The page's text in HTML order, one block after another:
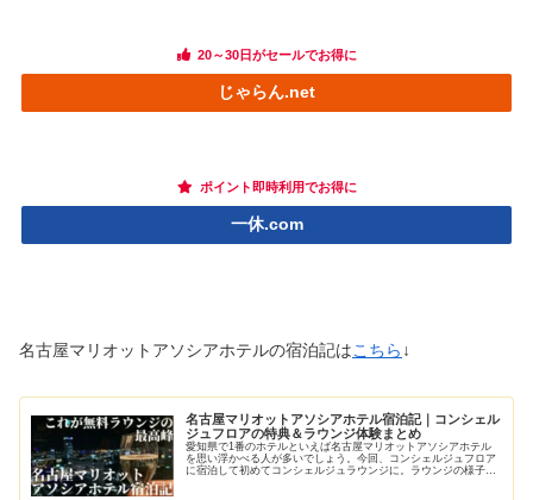
20～30日がセールでお得に
じゃらん.net
ポイント即時利用でお得に
一休.com
名古屋マリオットアソシアホテルの宿泊記はこちら ↓
名古屋マリオットアソシアホテル宿泊記｜コンシェル
ジュフロアの特典＆ラウンジ体験まとめ
愛知県で1番のホテルといえば名古屋マリオットアソシアホテル
を思い浮かべる人が多いでしょう。今回、コンシェルジュフロア
に宿泊して初めてコンシェルジュラウンジに。ラウンジの様子や